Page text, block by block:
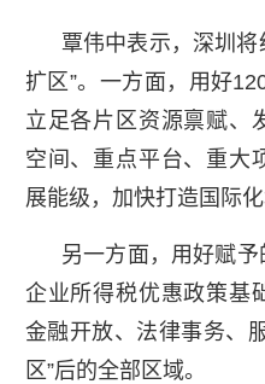
覃伟中表示，深圳将
扩区”。一方面，用好
立足各片区资源禀赋、
空间、重点平台、重大
展能级，加快打造国际化
另一方面，用好赋
企业所得税优惠政策基
金融开放、法律事务、
区”后的全部区域。